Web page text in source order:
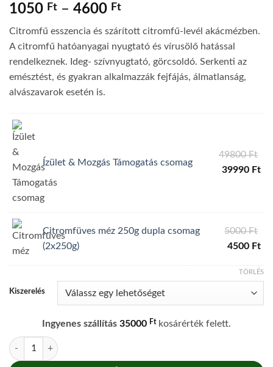
Értékelés 5
az 5-ből,
3
alapján
1050 Ft – 4600 FtÁrtartomány:
-
4600 Ft
Citromfű esszencia és szárított citromfű-levél akácmézben.
A citromfű hatóanyagai nyugtató és vírusölő hatással
rendelkeznek. Ideg- szívnyugtató, görcsoldó. Serkenti az
emésztést, és gyakran alkalmazzák fejfájás, álmatlanság,
alvászavarok esetén is.
Ízület & Mozgás Támogatás csomag
49800Ft
39990 Ft
Citromfüves méz 250g dupla csomag
(2x250g)
5000Ft
4500 Ft
is:
Kiszerelés
TÖRLÉS
Ingyenes szállítás 35000 Ftkosárérték felett.
Citromfüves méz mennyiség